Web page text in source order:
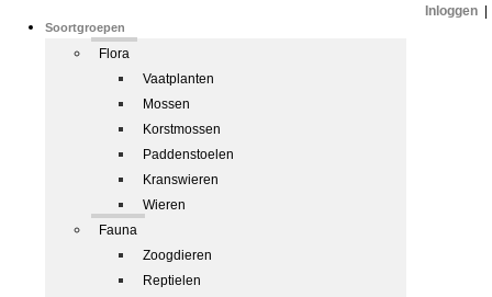
Soortgroepen
Flora
Vaatplanten
Mossen
Korstmossen
Paddenstoelen
Kranswieren
Wieren
Fauna
Zoogdieren
Reptielen
Inloggen